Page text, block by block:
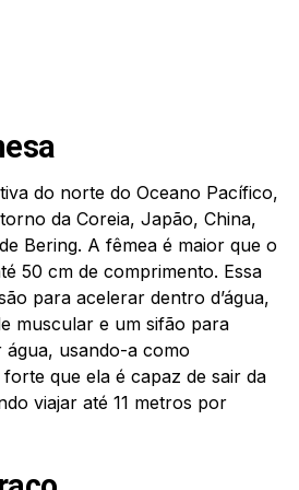
do norte do Oceano Pacífico,
da Coreia, Japão, China,
Bering. A fêmea é maior que o
50 cm de comprimento. Essa
para acelerar dentro d’água,
muscular e um sifão para
usando-a como
que ela é capaz de sair da
viajar até 11 metros por